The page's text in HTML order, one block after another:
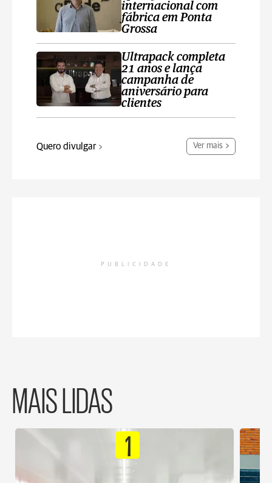
internacional com
fábrica em Ponta
Grossa
Ultrapack completa
21 anos e lança
campanha de
aniversário para
clientes
Quero divulgar Ver mais
PUBLICIDADE
MAIS LIDAS
1